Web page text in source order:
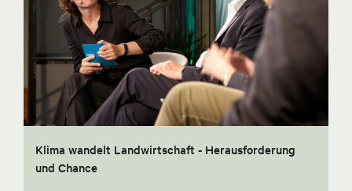
Klima wandelt Landwirtschaft - Herausforderung
und Chance